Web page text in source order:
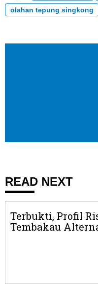
olahan tepung singkong
READ NEXT
Terbukti, Profil
Tembakau